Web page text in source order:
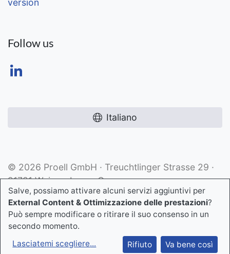
version
Follow us
Italiano
© 2026 Proell GmbH · Treuchtlinger Strasse 29 ·
91781 Weissenburg · Germany
Entrare in contatto
Salve, possiamo attivare alcuni servizi aggiuntivi per
External Content & Ottimizzazione delle prestazioni?
Può sempre modificare o ritirare il suo consenso in un
secondo momento.
Lasciatemi scegliere... Rifiuto Va bene così